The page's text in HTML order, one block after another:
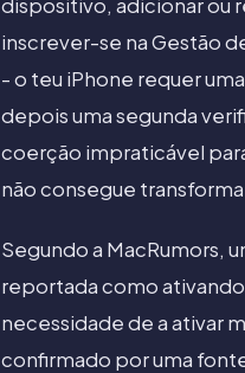
dispositivo, adicionar ou
inscrever-se na Gestão
- o teu iPhone requer
depois uma segunda
coerção impraticável
não consegue
Segundo a MacRumors,
reportada como
necessidade de a ativar
confirmado por uma